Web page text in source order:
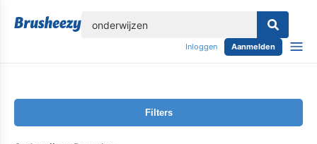
Inloggen Aanmelden
Filters